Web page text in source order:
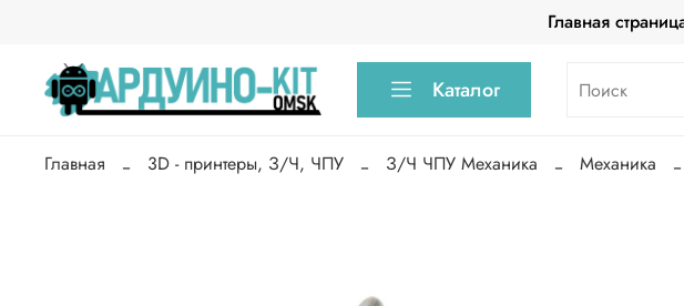
Главная
Каталог
Главная 3D - принтеры, З/Ч, ЧПУ З/Ч ЧПУ Механика Механика